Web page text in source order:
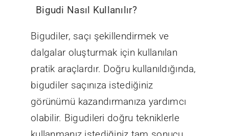
Bigudi Nasıl Kullanılır?
Bigudiler, saçı şekillendirmek ve
dalgalar oluşturmak için kullanılan
pratik araçlardır. Doğru kullanıldığında,
bigudiler saçınıza istediğiniz
görünümü kazandırmanıza yardımcı
olabilir. Bigudileri doğru tekniklerle